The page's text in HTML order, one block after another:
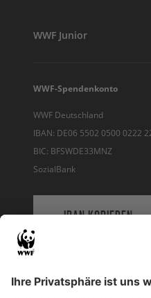
WWF Junior
WWF-Spendenkonto
WWF Deutschland
IBAN: DE06 5502 0500 0222
BIC: BFSWDE33MNZ
SozialBank
IBAN KOPIEREN